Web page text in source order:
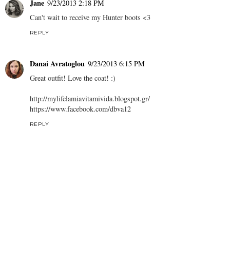
Jane 9/23/2013 2:18 PM
Can't wait to receive my Hunter boots <3
REPLY
Danai Avratoglou 9/23/2013 6:15 PM
Great outfit! Love the coat! :)
http://mylifelamiavitamivida.blogspot.gr/
https://www.facebook.com/dbva12
REPLY